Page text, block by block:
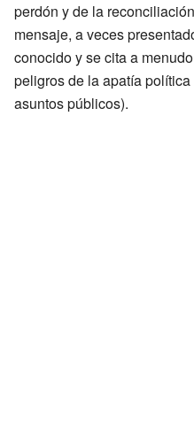
perdón y de la
mensaje, a veces
conocido y se cita a
peligros de la apatía
asuntos públicos).